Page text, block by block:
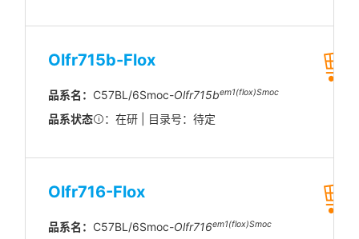
Olfr715b-Flox
品系名： C57BL/6Smoc-Olfr715bem1(flox)Smoc
品系状态 ：在研 | 目录号：待定
Olfr716-Flox
品系名： C57BL/6Smoc-Olfr716em1(flox)Smoc